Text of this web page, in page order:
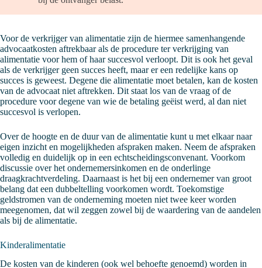
Voor de verkrijger van alimentatie zijn de hiermee samenhangende
advocaatkosten aftrekbaar als de procedure ter verkrijging van
alimentatie voor hem of haar succesvol verloopt. Dit is ook het geval
als de verkrijger geen succes heeft, maar er een redelijke kans op
succes is geweest. Degene die alimentatie moet betalen, kan de kosten
van de advocaat niet aftrekken. Dit staat los van de vraag of de
procedure voor degene van wie de betaling geëist werd, al dan niet
succesvol is verlopen.
Over de hoogte en de duur van de alimentatie kunt u met elkaar naar
eigen inzicht en mogelijkheden afspraken maken. Neem de afspraken
volledig en duidelijk op in een echtscheidingsconvenant. Voorkom
discussie over het ondernemersinkomen en de onderlinge
draagkrachtverdeling. Daarnaast is het bij een ondernemer van groot
belang dat een dubbeltelling voorkomen wordt. Toekomstige
geldstromen van de onderneming moeten niet twee keer worden
meegenomen, dat wil zeggen zowel bij de waardering van de aandelen
als bij de alimentatie.
Kinderalimentatie
De kosten van de kinderen (ook wel behoefte genoemd) worden in